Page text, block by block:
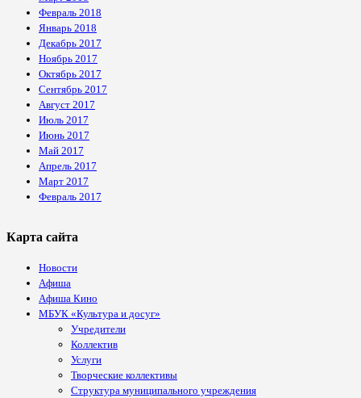
Февраль 2018
Январь 2018
Декабрь 2017
Ноябрь 2017
Октябрь 2017
Сентябрь 2017
Август 2017
Июль 2017
Июнь 2017
Май 2017
Апрель 2017
Март 2017
Февраль 2017
Карта сайта
Новости
Афиша
Афиша Кино
МБУК «Культура и досуг»
Учредители
Коллектив
Услуги
Творческие коллективы
Структура муниципального учреждения